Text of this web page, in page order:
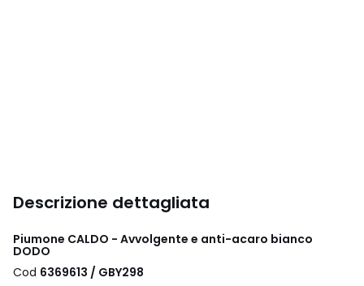
Descrizione dettagliata
Piumone CALDO - Avvolgente e anti-acaro bianco
DODO
Cod 6369613 / GBY298